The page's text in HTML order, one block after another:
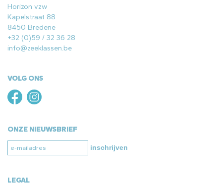
Horizon vzw
Kapelstraat 88
8450 Bredene
+32 (0)59 / 32 36 28
info@zeeklassen.be
VOLG ONS
ONZE NIEUWSBRIEF
inschrijven
LEGAL